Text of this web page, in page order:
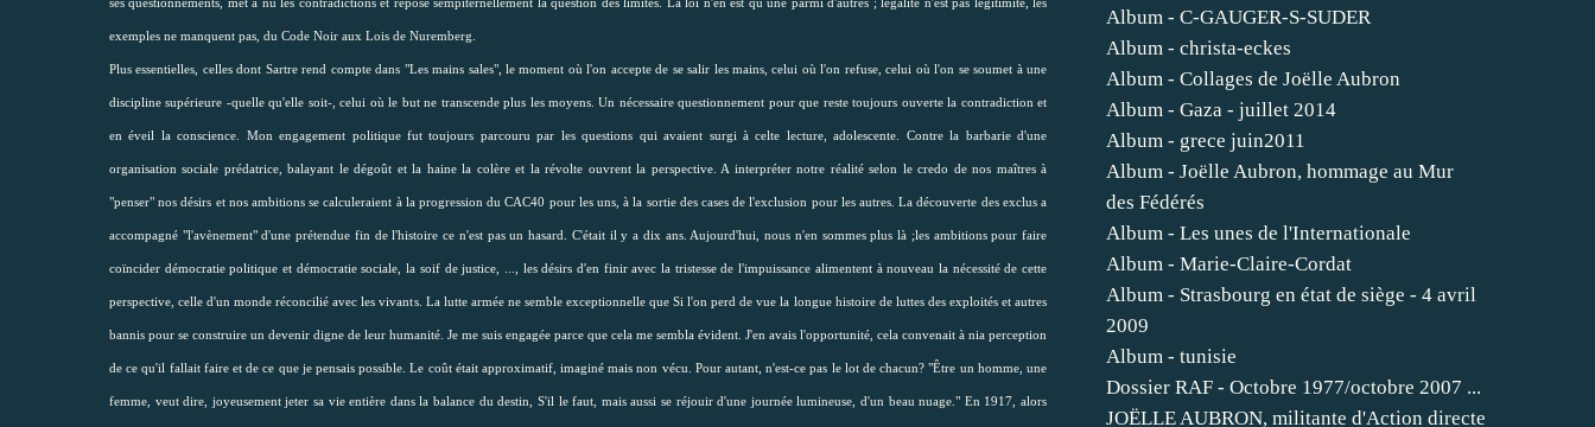
ses questionnements, met à nu les contradictions et repose sempiternellement la question des limites. La loi n'en est qu une parmi d'autres ; légalité n'est pas légitimité, les
exemples ne manquent pas, du Code Noir aux Lois de Nuremberg.
Plus essentielles, celles dont Sartre rend compte dans "Les mains sales", le moment où l'on accepte de se salir les mains, celui où l'on refuse, celui où l'on se soumet à une
discipline supérieure -quelle qu'elle soit-, celui où le but ne transcende plus les moyens. Un nécessaire questionnement pour que reste toujours ouverte la contradiction et
en éveil la conscience. Mon engagement politique fut toujours parcouru par les questions qui avaient surgi à celte lecture, adolescente. Contre la barbarie d'une
organisation sociale prédatrice, balayant le dégoût et la haine la colère et la révolte ouvrent la perspective. A interpréter notre réalité selon le credo de nos maîtres à
"penser" nos désirs et nos ambitions se calculeraient à la progression du CAC40 pour les uns, à la sortie des cases de l'exclusion pour les autres. La découverte des exclus a
accompagné "l'avènement" d'une prétendue fin de l'histoire ce n'est pas un hasard. C'était il y a dix ans. Aujourd'hui, nous n'en sommes plus là ;les ambitions pour faire
coïncider démocratie politique et démocratie sociale, la soif de justice, ..., les désirs d'en finir avec la tristesse de l'impuissance alimentent à nouveau la nécessité de cette
perspective, celle d'un monde réconcilié avec les vivants. La lutte armée ne semble exceptionnelle que Si l'on perd de vue la longue histoire de luttes des exploités et autres
bannis pour se construire un devenir digne de leur humanité. Je me suis engagée parce que cela me sembla évident. J'en avais l'opportunité, cela convenait à nia perception
de ce qu'il fallait faire et de ce que je pensais possible. Le coût était approximatif, imaginé mais non vécu. Pour autant, n'est-ce pas le lot de chacun? "Être un homme, une
femme, veut dire, joyeusement jeter sa vie entière dans la balance du destin, S'il le faut, mais aussi se réjouir d'une journée lumineuse, d'un beau nuage." En 1917, alors
Album - C-GAUGER-S-SUDER
Album - christa-eckes
Album - Collages de Joëlle Aubron
Album - Gaza - juillet 2014
Album - grece juin2011
Album - Joëlle Aubron, hommage au Mur
des Fédérés
Album - Les unes de l'Internationale
Album - Marie-Claire-Cordat
Album - Strasbourg en état de siège - 4 avril
2009
Album - tunisie
Dossier RAF - Octobre 1977/octobre 2007 ...
JOËLLE AUBRON, militante d'Action directe